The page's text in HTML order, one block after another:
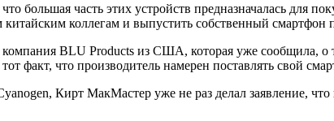
большая часть этих устройств предназначалась для
коллегам и выпустить собственный смартфон
BLU Products из США, которая уже сообщила, о
тот факт, что производитель намерен поставлять свой
Кирт МакМастер уже не раз делал заявление,